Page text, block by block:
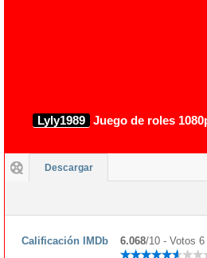
Lyly1989 Juego de roles
Descargar
Calificación IMDb 6.068/10 - Votos 6